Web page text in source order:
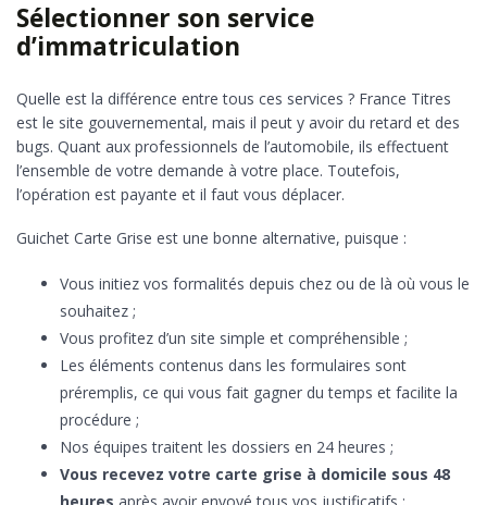
Sélectionner son service
d’immatriculation
Quelle est la différence entre tous ces services ? France Titres
est le site gouvernemental, mais il peut y avoir du retard et des
bugs. Quant aux professionnels de l’automobile, ils effectuent
l’ensemble de votre demande à votre place. Toutefois,
l’opération est payante et il faut vous déplacer.
Guichet Carte Grise est une bonne alternative, puisque :
Vous initiez vos formalités depuis chez ou de là où vous le
souhaitez ;
Vous profitez d’un site simple et compréhensible ;
Les éléments contenus dans les formulaires sont
préremplis, ce qui vous fait gagner du temps et facilite la
procédure ;
Nos équipes traitent les dossiers en 24 heures ;
Vous recevez votre carte grise à domicile sous 48